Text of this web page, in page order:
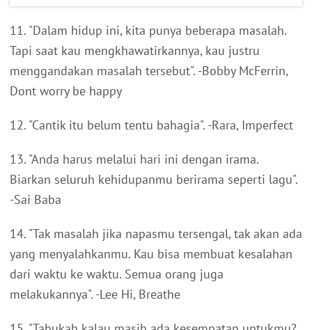
11. "Dalam hidup ini, kita punya beberapa masalah.
Tapi saat kau mengkhawatirkannya, kau justru
menggandakan masalah tersebut". -Bobby McFerrin,
Dont worry be happy
12. "Cantik itu belum tentu bahagia". -Rara, Imperfect
13. "Anda harus melalui hari ini dengan irama.
Biarkan seluruh kehidupanmu berirama seperti lagu".
-Sai Baba
14. "Tak masalah jika napasmu tersengal, tak akan ada
yang menyalahkanmu. Kau bisa membuat kesalahan
dari waktu ke waktu. Semua orang juga
melakukannya". -Lee Hi, Breathe